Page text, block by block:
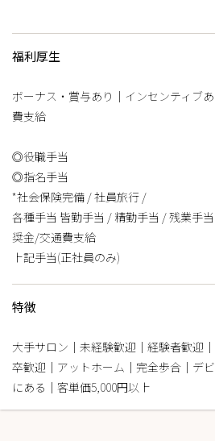
福利厚生
ボーナス・賞与あり｜インセンティブ
費支給
◎役職手当
◎指名手当
*社会保険完備 / 社員旅行 /
各種手当 皆勤手当 / 精勤手当 / 残業手
奨金/交通費支給
上記手当(正社員のみ)
特徴
大手サロン｜未経験歓迎｜経験者歓迎
卒歓迎｜アットホーム｜完全歩合｜デ
にある｜客単価5,000円以上